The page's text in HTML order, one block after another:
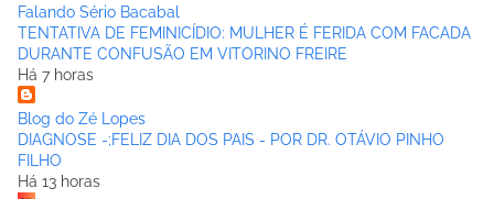
Falando Sério Bacabal
TENTATIVA DE FEMINICÍDIO: MULHER É FERIDA COM FACADA
DURANTE CONFUSÃO EM VITORINO FREIRE
Há 7 horas
Blog do Zé Lopes
DIAGNOSE -;FELIZ DIA DOS PAIS - POR DR. OTÁVIO PINHO
FILHO
Há 13 horas